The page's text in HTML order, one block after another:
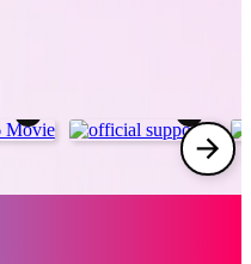
リエイターラウンジ
画